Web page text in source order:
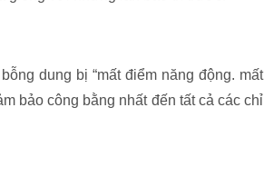
dung bị “mất điểm năng động. mất
bảo công bằng nhất đến tất cả các chỉ